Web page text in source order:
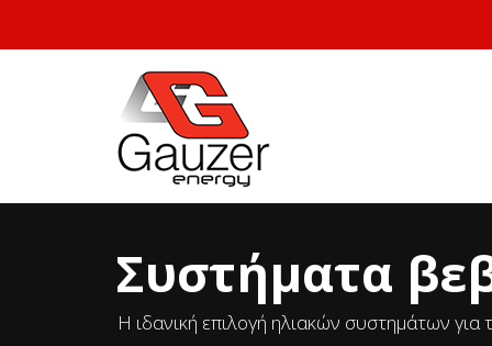
Συστήματα
Η ιδανική επιλογή ηλιακών συστημάτων